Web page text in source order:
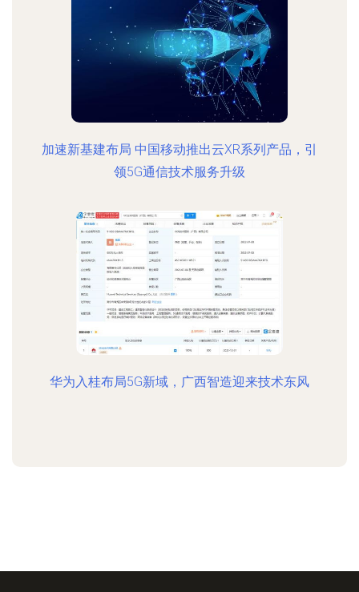
加速新基建布局 中国移动推出云XR系列产品，引
领5G通信技术服务升级
华为入桂布局5G新域，广西智造迎来技术东风